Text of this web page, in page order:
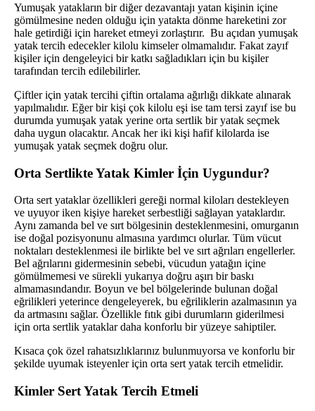
Yumuşak yatakların bir diğer dezavantajı yatan kişinin içine
gömülmesine neden olduğu için yatakta dönme hareketini zor
hale getirdiği için hareket etmeyi zorlaştırır. Bu açıdan yumuşak
yatak tercih edecekler kilolu kimseler olmamalıdır. Fakat zayıf
kişiler için dengeleyici bir katkı sağladıkları için bu kişiler
tarafından tercih edilebilirler.
Çiftler için yatak tercihi çiftin ortalama ağırlığı dikkate alınarak
yapılmalıdır. Eğer bir kişi çok kilolu eşi ise tam tersi zayıf ise bu
durumda yumuşak yatak yerine orta sertlik bir yatak seçmek
daha uygun olacaktır. Ancak her iki kişi hafif kilolarda ise
yumuşak yatak seçmek doğru olur.
Orta Sertlikte Yatak Kimler İçin Uygundur?
Orta sert yataklar özellikleri gereği normal kiloları destekleyen
ve uyuyor iken kişiye hareket serbestliği sağlayan yataklardır.
Aynı zamanda bel ve sırt bölgesinin desteklenmesini, omurganın
ise doğal pozisyonunu almasına yardımcı olurlar. Tüm vücut
noktaları desteklenmesi ile birlikte bel ve sırt ağrıları engellerler.
Bel ağrılarını gidermesinin sebebi, vücudun yatağın içine
gömülmemesi ve sürekli yukarıya doğru aşırı bir baskı
almamasındandır. Boyun ve bel bölgelerinde bulunan doğal
eğrilikleri yeterince dengeleyerek, bu eğriliklerin azalmasının ya
da artmasını sağlar. Özellikle fıtık gibi durumların giderilmesi
için orta sertlik yataklar daha konforlu bir yüzeye sahiptiler.
Kısaca çok özel rahatsızlıklarınız bulunmuyorsa ve konforlu bir
şekilde uyumak isteyenler için orta sert yatak tercih etmelidir.
Kimler Sert Yatak Tercih Etmeli